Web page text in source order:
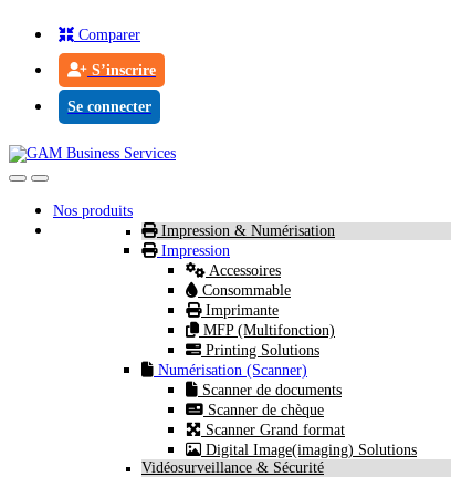
Comparer
S’inscrire
Se connecter
Nos produits
Impression & Numérisation
Impression
Accessoires
Consommable
Imprimante
MFP (Multifonction)
Printing Solutions
Numérisation (Scanner)
Scanner de documents
Scanner de chèque
Scanner Grand format
Digital Image(imaging) Solutions
Vidéosurveillance & Sécurité